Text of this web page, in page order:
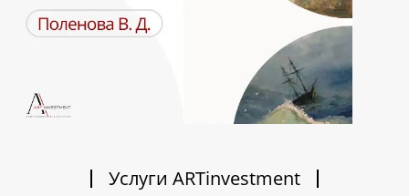
Услуги ARTinvestment